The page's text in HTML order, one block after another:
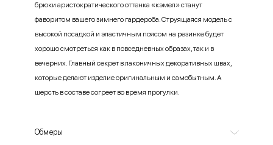
брюки аристократического оттенка «кэмел» станут
фаворитом вашего зимнего гардероба. Струящаяся модель с
высокой посадкой и эластичным поясом на резинке будет
хорошо смотреться как в повседневных образах, так и в
вечерних. Главный секрет в лаконичных декоративных швах,
которые делают изделие оригинальным и самобытным. А
шерсть в составе согреет во время прогулки.
Обмеры